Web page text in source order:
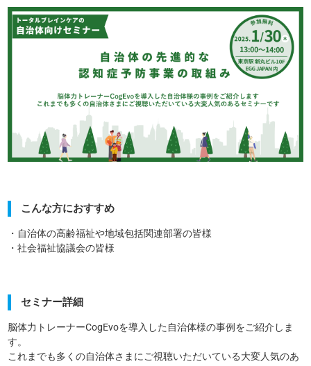
こんな方におすすめ
・自治体の高齢福祉や地域包括関連部署の皆様
・社会福祉協議会の皆様
セミナー詳細
脳体力トレーナーCogEvoを導入した自治体様の事例をご紹介しま
す。
これまでも多くの自治体さまにご視聴いただいている大変人気のあ